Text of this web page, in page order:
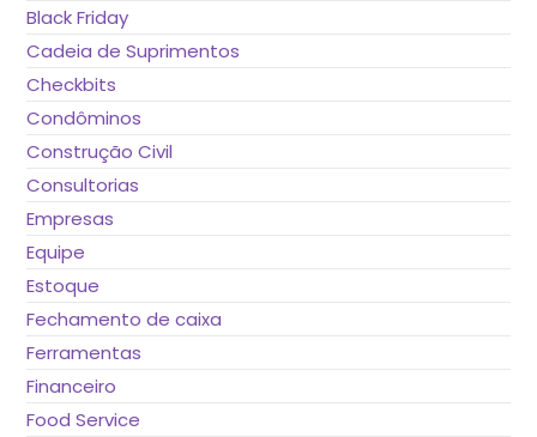
Black Friday
Cadeia de Suprimentos
Checkbits
Condôminos
Construção Civil
Consultorias
Empresas
Equipe
Estoque
Fechamento de caixa
Ferramentas
Financeiro
Food Service